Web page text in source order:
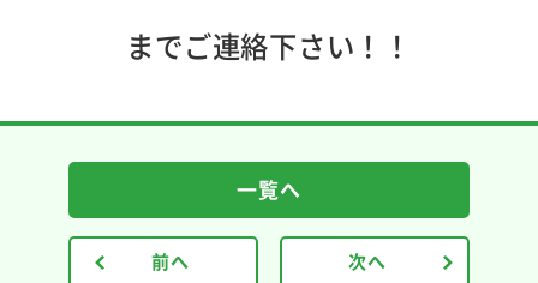
までご連絡下さい！！
前へ
一覧へ
次へ